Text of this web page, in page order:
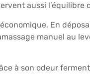
aussi l’équilibre
En
manuel au
à son odeur